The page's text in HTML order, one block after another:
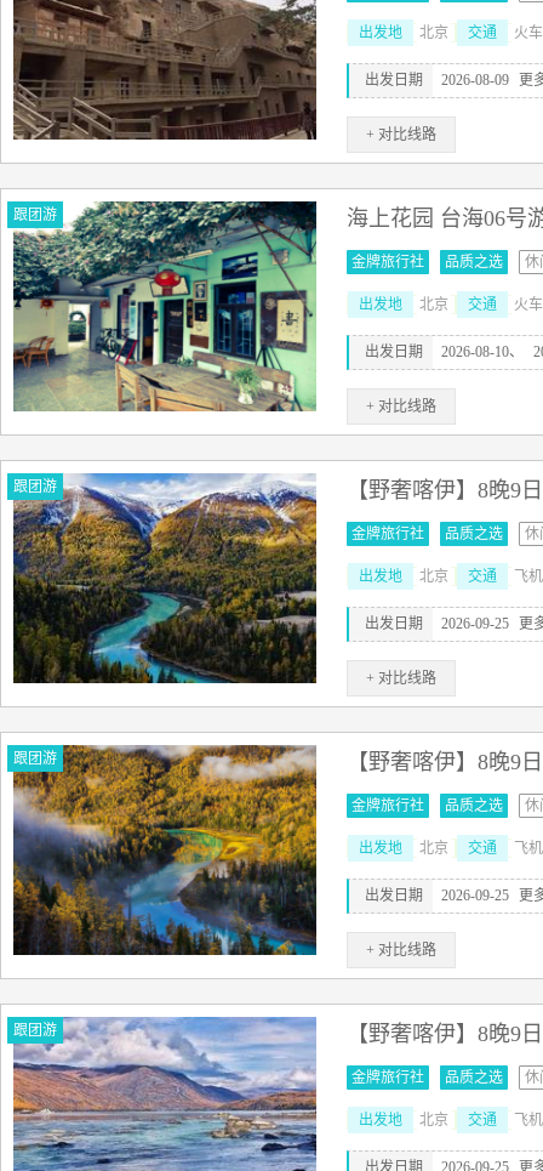
出发地 北京 交通 火
出发日期 2026-08-09 更
+ 对比线路
跟团游 海上花园 台海06号
金牌旅行社 品质之选 休
出发地 北京 交通 火
出发日期 2026-08-10、
+ 对比线路
跟团游 【野奢喀伊】8晚9日
金牌旅行社 品质之选 休
出发地 北京 交通 飞
出发日期 2026-09-25 更
+ 对比线路
跟团游 【野奢喀伊】8晚9日
金牌旅行社 品质之选 休
出发地 北京 交通 飞
出发日期 2026-09-25 更
+ 对比线路
跟团游 【野奢喀伊】8晚9日
金牌旅行社 品质之选 休
出发地 北京 交通 飞
出发日期 2026-09-25 更